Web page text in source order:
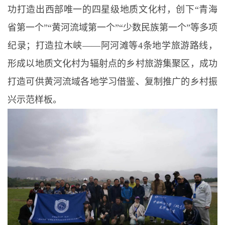
功打造出西部唯一的四星级地质文化村，创下“青海
省第一个”“黄河流域第一个”“少数民族第一个”等多项
纪录；打造拉木峡——阿河滩等4条地学旅游路线，
形成以地质文化村为辐射点的乡村旅游集聚区，成功
打造可供黄河流域各地学习借鉴、复制推广的乡村振
兴示范样板。